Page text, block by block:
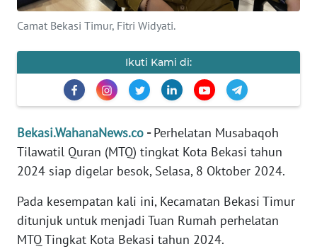
Camat Bekasi Timur, Fitri Widyati.
Ikuti Kami di:
Bekasi.WahanaNews.co -Perhelatan Musabaqoh
Tilawatil Quran (MTQ) tingkat Kota Bekasi tahun
2024 siap digelar besok, Selasa, 8 Oktober 2024.
Pada kesempatan kali ini, Kecamatan Bekasi Timur
ditunjuk untuk menjadi Tuan Rumah perhelatan
MTQ Tingkat Kota Bekasi tahun 2024.
TENTANG
PEDOMAN
SIBER
REDAKSI
KARIR
DISCLAIMER